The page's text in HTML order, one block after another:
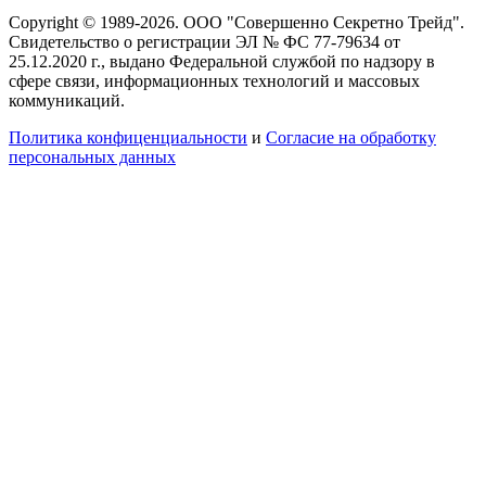
Copyright © 1989-2026. ООО "Совершенно Секретно Трейд".
Свидетельство о регистрации ЭЛ № ФС 77-79634 от
25.12.2020 г., выдано Федеральной службой по надзору в
сфере связи, информационных технологий и массовых
коммуникаций.
Политика конфиценциальности и Согласие на обработку
персональных данных